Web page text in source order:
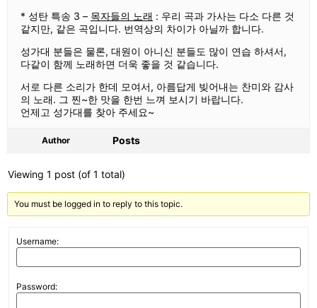
* 성탄 특송 3 – 목자들의 노래 : 우리 곡과 가사는 다소 다른 것
같지만, 같은 곡입니다. 번역상의 차이가 아닐까 합니다.
성가대 분들은 물론, 대원이 아니신 분들도 많이 연습 하셔서,
다같이 함께 노래하면 더욱 좋을 것 같습니다.
서로 다른 소리가 한데 모여서, 아름답게 빚어내는 찬미와 감사
의 노래. 그 찐~한 맛을 한번 느껴 보시기 바랍니다.
언제고 성가대를 찾아 주세요~
Author Posts
Viewing 1 post (of 1 total)
You must be logged in to reply to this topic.
Username:
Password: